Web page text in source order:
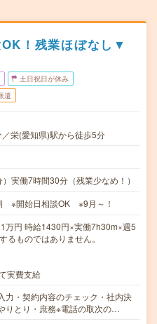
OK！残業ほぼなし▼
土日祝日が休み
遣
栄(愛知県)駅から徒歩5分
実働7時間30分（残業少なめ！）
※開始日相談OK ※9月～！
円 時給1430円×実働7h30m×週5
るものではありません。
実費支給
力・契約内容のチェック・社内決
りとり・庶務※電話の取次の…